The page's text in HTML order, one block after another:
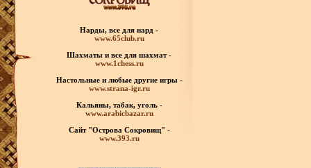
Нарды, все для нард -
www.65club.ru
Шахматы и все для шахмат -
www.1chess.ru
Настольные и любые другие игры -
www.strana-igr.ru
Кальяны, табак, уголь -
www.arabicbazar.ru
Сайт "Острова Сокровищ" -
www.393.ru